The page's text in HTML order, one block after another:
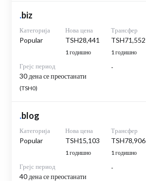
.biz
Категорија
Popular
Нова цена
TSH28,441
1 годишно
Трансфер
TSH71,552
1 годишно
Грејс период
30 дена се преостанати
(TSH0)
-
.blog
Категорија
Popular
Нова цена
TSH15,103
1 годишно
Трансфер
TSH78,906
1 годишно
Грејс период
40 дена се преостанати
-